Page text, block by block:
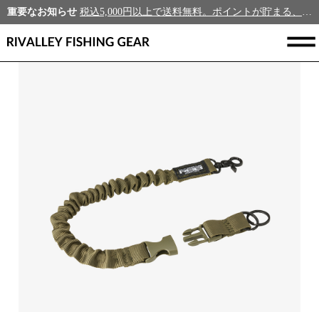
重要なお知らせ 税込5,000円以上で送料無料。ポイントが貯まる、新規会員募集中！